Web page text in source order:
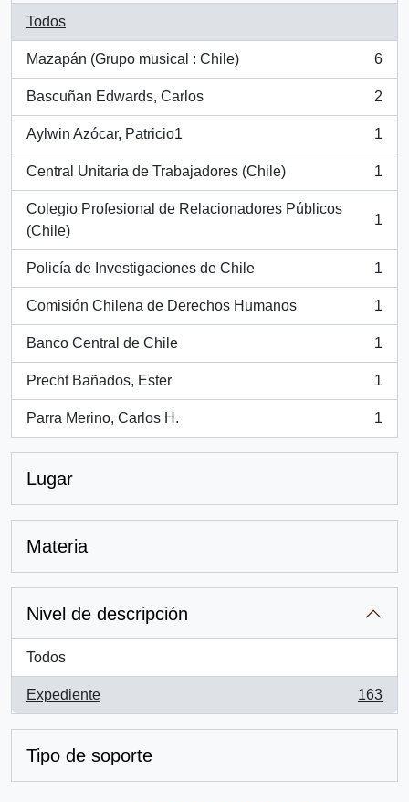
Todos
Mazapán (Grupo musical : Chile)
, 6 resultados
6
Bascuñan Edwards, Carlos
, 2 resultados
2
Aylwin Azócar, Patricio1
, 1 resultados
1
Central Unitaria de Trabajadores (Chile)
, 1 resultados
1
Colegio Profesional de Relacionadores Públicos
(Chile)
, 1 resultados
1
Policía de Investigaciones de Chile
, 1 resultados
1
Comisión Chilena de Derechos Humanos
, 1 resultados
1
Banco Central de Chile
, 1 resultados
1
Precht Bañados, Ester
, 1 resultados
1
Parra Merino, Carlos H.
, 1 resultados
1
Lugar
Materia
Nivel de descripción
Todos
Expediente
, 163 resultados
163
Tipo de soporte